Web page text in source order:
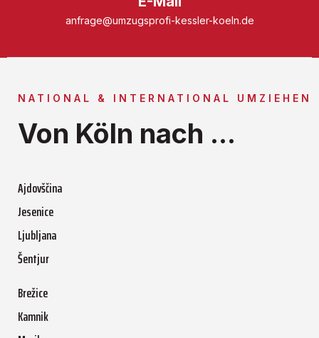
anfrage@umzugsprofi-kessler-koeln.de
NATIONAL & INTERNATIONAL UMZIEHEN
Von Köln nach ...
Ajdovščina
Jesenice
Ljubljana
Šentjur
Brežice
Kamnik